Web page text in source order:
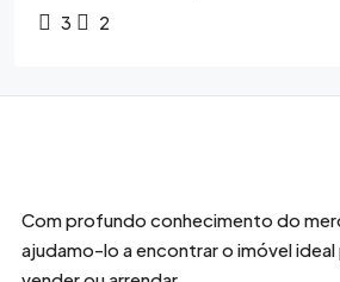
3 2
Com profundo conhecimento do
ajudamo-lo a encontrar o imóvel ideal